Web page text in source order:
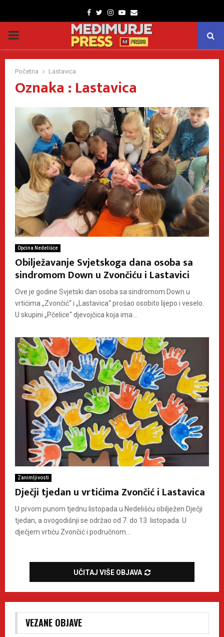
Facebook
TwitterInstagram
Youtube
Email
PRIMARY
MENU
Početna Lastavica
Oznaka : Lastavica
Općina Nedelišće
Obilježavanje Svjetskoga dana osoba sa
sindromom Down u Zvončiću i Lastavici
Ove je godine Svjetski dan osoba sa sindromom Down u
vrtićima „Zvončić“ i „Lastavica“ prošao osobito lijepo i veselo.
U skupini „Pčelice“ djevojčica koja ima...
Zanimljivosti
Dječji tjedan u vrtićima Zvončić i Lastavica
U prvom punom tjednu listopada u Nedelišću obilježen Dječji
tjedan, a ovogodišnji se održao od 7. do 13. listopada. U
dječjem vrtiću Zvončić i područnom...
UČITAJ VIŠE OBJAVA
VEZANE OBJAVE